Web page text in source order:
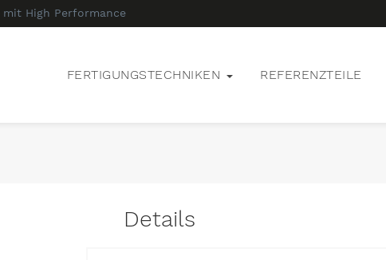
mit High Performance
FERTIGUNGSTECHNIKEN REFERENZTEILE
Details